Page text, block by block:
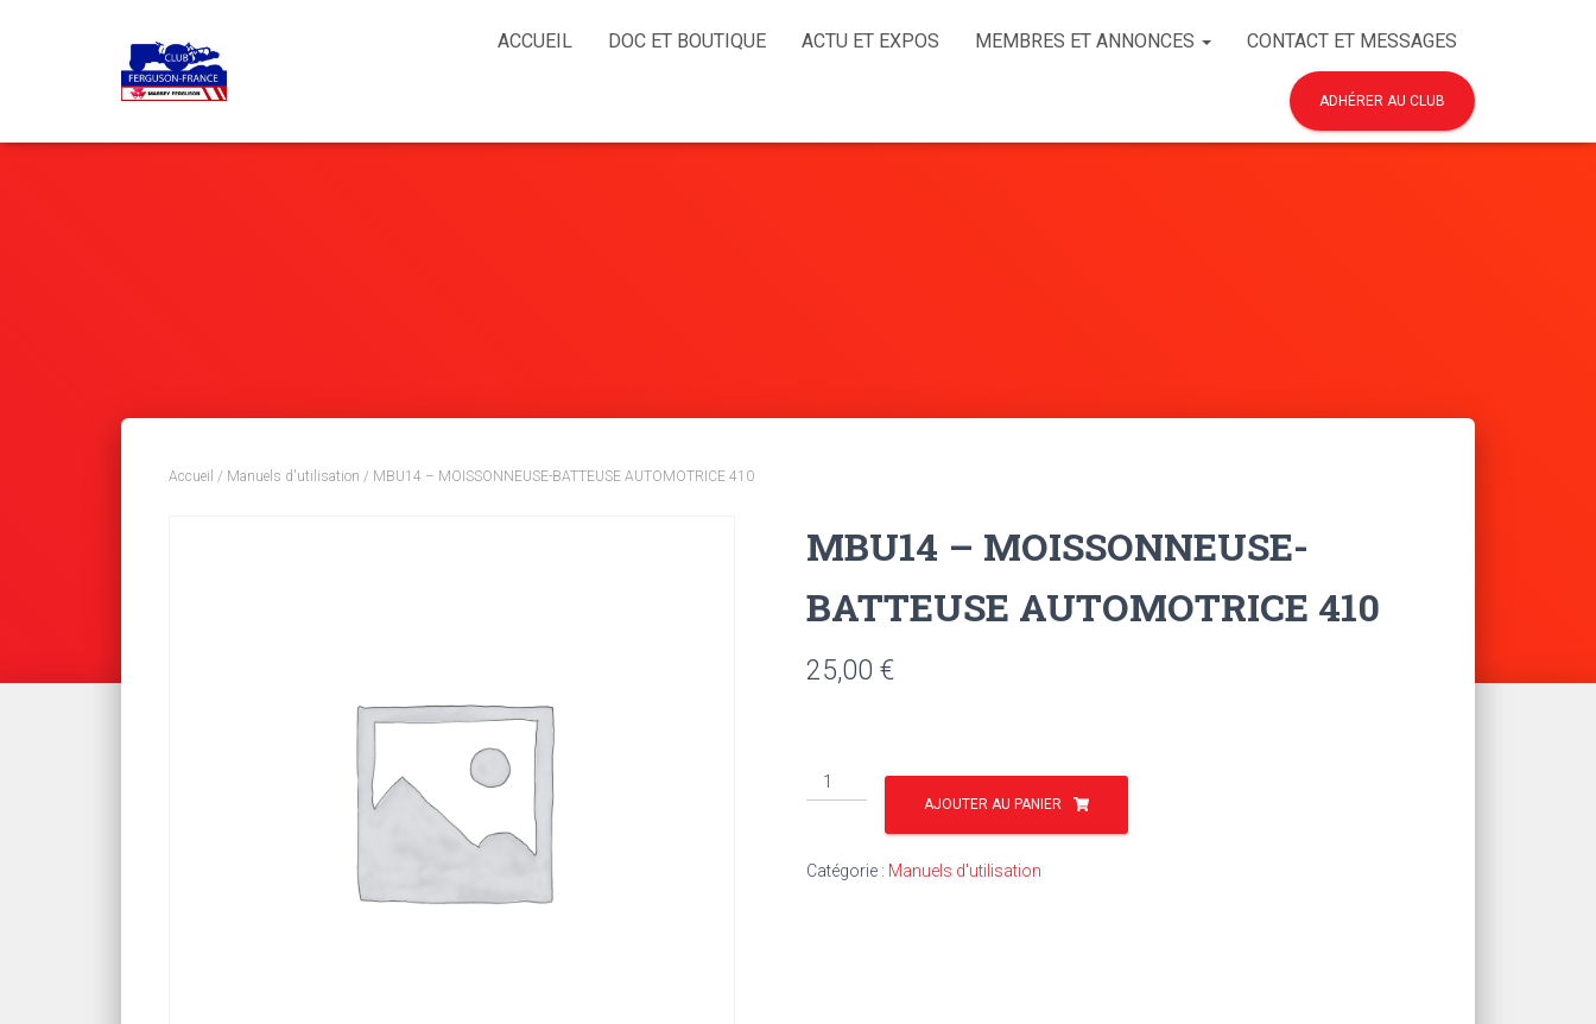
ACCUEIL DOC ET BOUTIQUE ACTU ET EXPOS MEMBRES ET ANNONCES CONTACT ET MESSAGES
ADHÉRER AU CLUB
Accueil / Manuels d'utilisation / MBU14 – MOISSONNEUSE-BATTEUSE AUTOMOTRICE 410
MBU14 – MOISSONNEUSE-
BATTEUSE AUTOMOTRICE 410
25,00 €
quantité
de
MOISSONNEUSE-
AJOUTER AU PANIER
Catégorie : Manuels d'utilisation